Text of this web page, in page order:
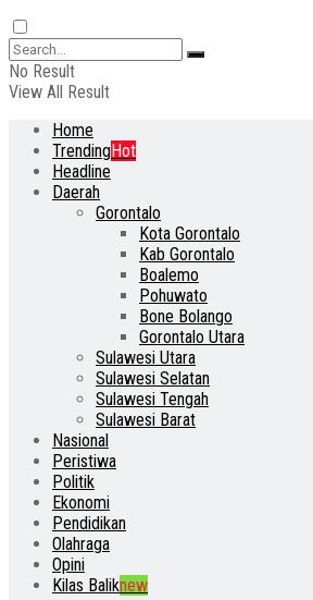
No Result
View All Result
Home
TrendingHot
Headline
Daerah
Gorontalo
Kota Gorontalo
Kab Gorontalo
Boalemo
Pohuwato
Bone Bolango
Gorontalo Utara
Sulawesi Utara
Sulawesi Selatan
Sulawesi Tengah
Sulawesi Barat
Nasional
Peristiwa
Politik
Ekonomi
Pendidikan
Olahraga
Opini
Kilas Baliknew